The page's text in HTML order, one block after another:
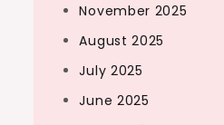
November 2025
August 2025
July 2025
June 2025